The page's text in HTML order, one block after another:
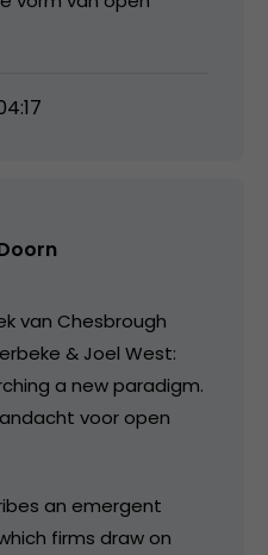
van Chesbrough
& Joel West:
a new paradigm.
voor open
an emergent
firms draw on